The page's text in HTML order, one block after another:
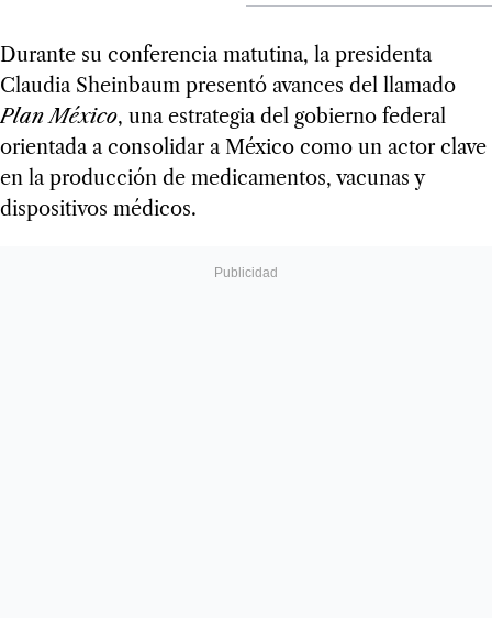
Durante su conferencia matutina, la presidenta
Claudia Sheinbaum presentó avances del llamado
Plan México, una estrategia del gobierno federal
orientada a consolidar a México como un actor clave
en la producción de medicamentos, vacunas y
dispositivos médicos.